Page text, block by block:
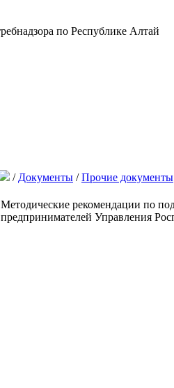
/ Документы /Прочие документы
Методические рекомендации по
предпринимателей Управления